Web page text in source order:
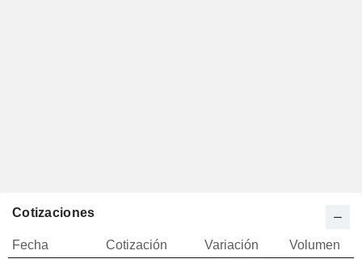
Cotizaciones
Fecha Cotización Variación
Volumen